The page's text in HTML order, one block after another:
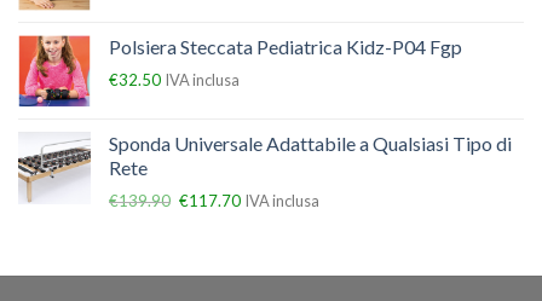
Polsiera Steccata Pediatrica Kidz-P04 Fgp
€32.50 IVA inclusa
Sponda Universale Adattabile a Qualsiasi Tipo di
Rete
€139.90 €117.70 IVA inclusa